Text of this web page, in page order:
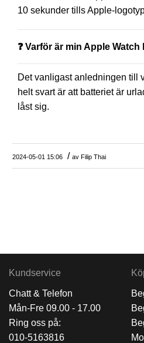
10 sekunder tills Apple-
❓ Varför är min Apple
Det vanligast anledningen till
helt svart är att batteriet är
låst sig.
2024-05-01 15:06 / av Filip Thai
Kundservice
Chatt & Telefon
Mån-Fre 09.00 - 17.00
Ring oss på:
010-5163816